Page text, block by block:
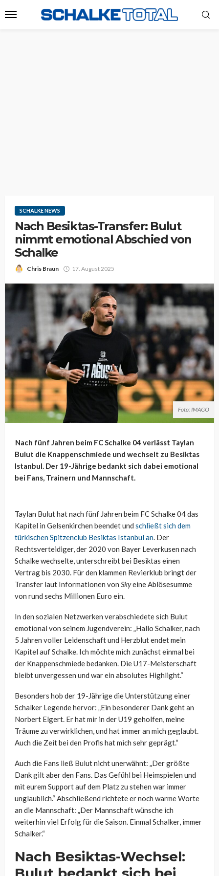
SCHALKE NEWS
Nach Besiktas-Transfer: Bulut
nimmt emotional Abschied von
Schalke
Chris Braun 17. August 2025
Foto: IMAGO
Nach fünf Jahren beim FC Schalke 04 verlässt Taylan
Bulut die Knappenschmiede und wechselt zu Besiktas
Istanbul. Der 19-Jährige bedankt sich dabei emotional
bei Fans, Trainern und Mannschaft.
Taylan Bulut hat nach fünf Jahren beim FC Schalke 04 das
Kapitel in Gelsenkirchen beendet und schließt sich dem
türkischen Spitzenclub Besiktas Istanbul an. Der
Rechtsverteidiger, der 2020 von Bayer Leverkusen nach
Schalke wechselte, unterschreibt bei Besiktas einen
Vertrag bis 2030. Für den klammen Revierklub bringt der
Transfer laut Informationen von Skyeine Ablösesumme
von rund sechs Millionen Euro ein.
In den sozialen Netzwerken verabschiedete sich Bulut
emotional von seinem Jugendverein: „Hallo Schalker, nach
5 Jahren voller Leidenschaft und Herzblut endet mein
Kapitel auf Schalke. Ich möchte mich zunächst einmal bei
der Knappenschmiede bedanken. Die U17-Meisterschaft
bleibt unvergessen und war ein absolutes Highlight.“
Besonders hob der 19-Jährige die Unterstützung einer
Schalker Legende hervor: „Ein besonderer Dank geht an
Norbert Elgert. Er hat mir in der U19 geholfen, meine
Träume zu verwirklichen, und hat immer an mich geglaubt.
Auch die Zeit bei den Profis hat mich sehr geprägt.“
Auch die Fans ließ Bulut nicht unerwähnt: „Der größte
Dank gilt aber den Fans. Das Gefühl bei Heimspielen und
mit eurem Support auf dem Platz zu stehen war immer
unglaublich.“ Abschließend richtete er noch warme Worte
an die Mannschaft: „Der Mannschaft wünsche ich
weiterhin viel Erfolg für die Saison. Einmal Schalker, immer
Schalker.“
Nach Besiktas-Wechsel: